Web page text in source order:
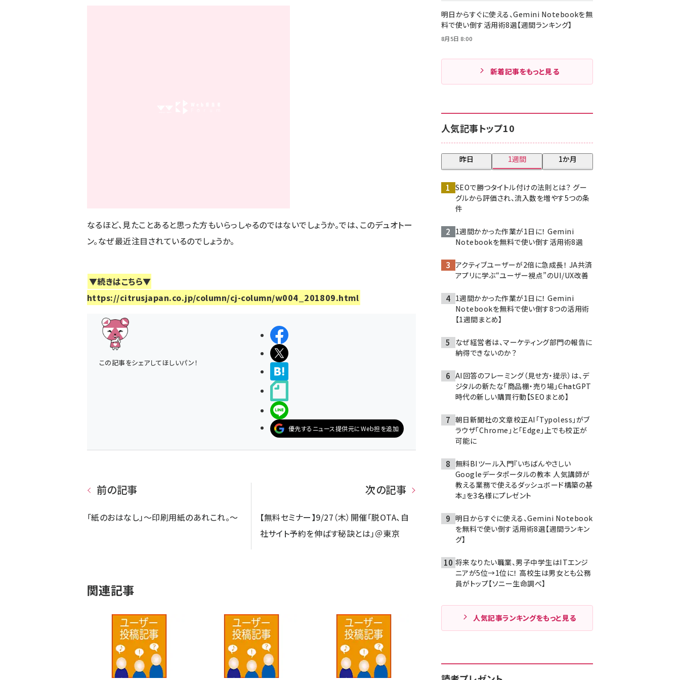
なるほど、見たことあると思った方もいらっしゃるのではないでしょうか。では、このデュオトー
ン。なぜ最近注目されているのでしょうか。
▼続きはこちら▼
https://citrusjapan.co.jp/column/cj-column/w004_201809.html
この記事をシェアしてほしいパン！
シェアする
ポストする
LINEで送る
優先するニュース提供元にWeb担を追加
前の記事
「紙のおはなし」～印刷用紙のあれこれ。～
次の記事
【無料セミナー】9/27（木）開催「脱OTA、自
社サイト予約を伸ばす秘訣とは」＠東京
関連記事
明日からすぐに使える、Gemini Notebookを無
料で使い倒す活用術8選【週間ランキング】
8月5日 8:00
新着記事をもっと見る
人気記事トップ10
昨日 1週間 1か月
SEOで勝つタイトル付けの法則とは？ グー
グルから評価され、流入数を増やす5つの条
件
1週間かかった作業が1日に！ Gemini
Notebookを無料で使い倒す活用術8選
アクティブユーザーが2倍に急成長！ JA共済
アプリに学ぶ“ユーザー視点”のUI/UX改善
1週間かかった作業が1日に！ Gemini
Notebookを無料で使い倒す8つの活用術
【1週間まとめ】
なぜ経営者は、マーケティング部門の報告に
納得できないのか？
AI回答のフレーミング（見せ方・提示）は、デ
ジタルの新たな「商品棚・売り場」――ChatGPT
時代の新しい購買行動【SEOまとめ】
朝日新聞社の文章校正AI「Typoless」がブ
ラウザ「Chrome」と「Edge」上でも校正が
可能に
無料BIツール入門『いちばんやさしい
Googleデータポータルの教本 人気講師が
教える業務で使えるダッシュボード構築の基
本』を3名様にプレゼント
明日からすぐに使える、Gemini Notebook
を無料で使い倒す活用術8選【週間ランキン
グ】
将来なりたい職業、男子中学生はITエンジ
ニアが5位→1位に！ 高校生は男女とも公務
員がトップ【ソニー生命調べ】
人気記事ランキングをもっと見る